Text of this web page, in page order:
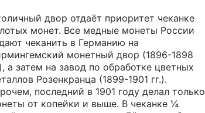
двор отдаёт приоритет чеканке
монет. Все медные монеты России
чеканить в Германию на
монетный двор (1896-1898
а затем на завод по обработке цветных
Розенкранца (1899-1901 гг.).
последний в 1901 году делал только
от копейки и выше. В чеканке ¼